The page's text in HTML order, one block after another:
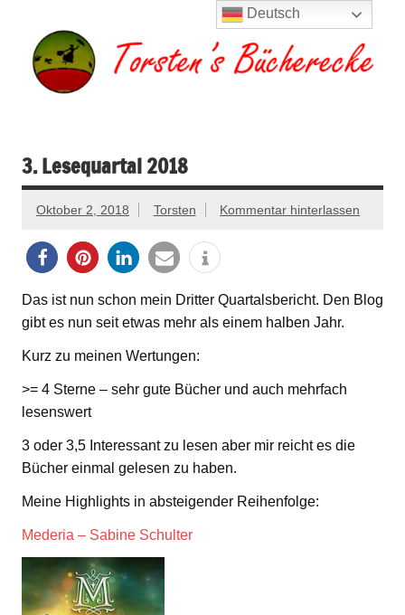
springen
3. Lesequartal 2018
Oktober 2, 2018 Torsten Kommentar hinterlassen
Das ist nun schon mein Dritter Quartalsbericht. Den Blog
gibt es nun seit etwas mehr als einem halben Jahr.
Kurz zu meinen Wertungen:
>= 4 Sterne – sehr gute Bücher und auch mehrfach
lesenswert
3 oder 3,5 Interessant zu lesen aber mir reicht es die
Bücher einmal gelesen zu haben.
Meine Highlights in absteigender Reihenfolge:
Mederia – Sabine Schulter
Deutsch